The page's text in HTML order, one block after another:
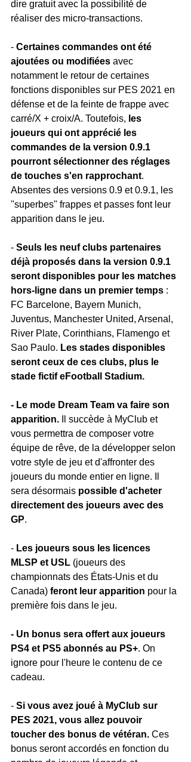
dire gratuit avec la possibilité de
réaliser des micro-transactions.
- Certaines commandes ont été
ajoutées ou modifiées avec
notamment le retour de certaines
fonctions disponibles sur PES 2021 en
défense et de la feinte de frappe avec
carré/X + croix/A. Toutefois, les
joueurs qui ont apprécié les
commandes de la version 0.9.1
pourront sélectionner des réglages
de touches s'en rapprochant.
Absentes des versions 0.9 et 0.9.1, les
"superbes" frappes et passes font leur
apparition dans le jeu.
- Seuls les neuf clubs partenaires
déjà proposés dans la version 0.9.1
seront disponibles pour les matches
hors-ligne dans un premier temps :
FC Barcelone, Bayern Munich,
Juventus, Manchester United, Arsenal,
River Plate, Corinthians, Flamengo et
Sao Paulo. Les stades disponibles
seront ceux de ces clubs, plus le
stade fictif eFootball Stadium.
- Le mode Dream Team va faire son
apparition. Il succède à MyClub et
vous permettra de composer votre
équipe de rêve, de la développer selon
votre style de jeu et d'affronter des
joueurs du monde entier en ligne. Il
sera désormais possible d'acheter
directement des joueurs avec des
GP.
- Les joueurs sous les licences
MLSP et USL (joueurs des
championnats des États-Unis et du
Canada) feront leur apparition pour la
première fois dans le jeu.
- Un bonus sera offert aux joueurs
PS4 et PS5 abonnés au PS+. On
ignore pour l'heure le contenu de ce
cadeau.
- Si vous avez joué à MyClub sur
PES 2021, vous allez pouvoir
toucher des bonus de vétéran. Ces
bonus seront accordés en fonction du